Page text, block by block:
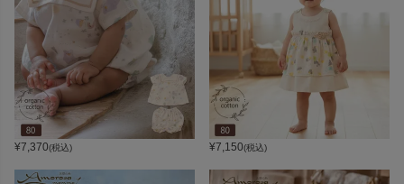
¥7,370(税込) ¥7,150(税込)